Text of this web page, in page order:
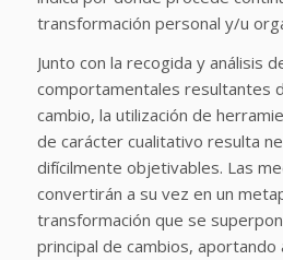
transformación personal y/u
Junto con la recogida y análisis
comportamentales resultantes
cambio, la utilización de
de carácter cualitativo resulta
difícilmente objetivables. Las
convertirán a su vez en un
transformación que se
principal de cambios,